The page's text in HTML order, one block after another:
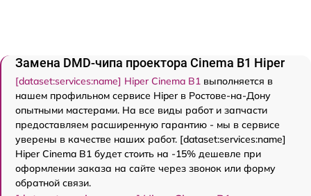
Замена DMD-чипа проектора Cinema B1 Hiper
[dataset:services:name] Hiper Cinema B1 выполняется в
нашем профильном сервисе Hiper в Ростове-на-Дону
опытными мастерами. На все виды работ и запчасти
предоставляем расширенную гарантию - мы в сервисе
уверены в качестве наших работ. [dataset:services:name]
Hiper Cinema B1 будет стоить на -15% дешевле при
оформлении заказа на сайте через звонок или форму
обратной связи.